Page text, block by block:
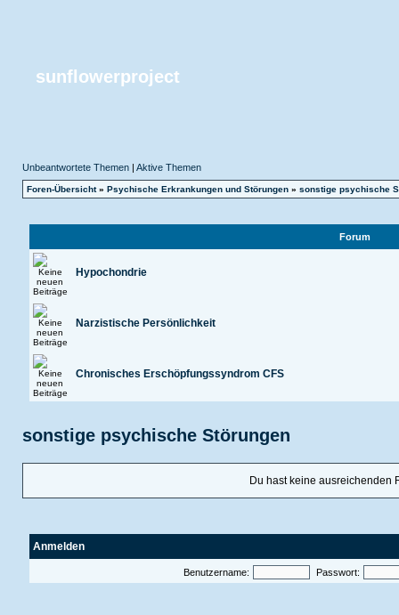
sunflowerproject
Unbeantwortete Themen| Aktive Themen
Foren-Übersicht» Psychische Erkrankungen und Störungen» sonstige psychische
Forum
Hypochondrie
Narzistische Persönlichkeit
Chronisches Erschöpfungssyndrom CFS
sonstige psychische Störungen
Du hast keine ausreichenden
Anmelden
Benutzername: Passwort: